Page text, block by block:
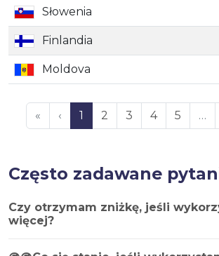
Słowenia
Finlandia
Moldova
« ‹ 1 2 3 4 5 …
Często zadawane
Czy otrzymam zniżkę, jeśli
więcej?